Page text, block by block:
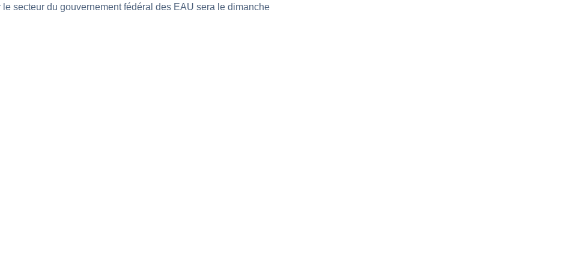
secteur du gouvernement fédéral des EAU sera le dimanche